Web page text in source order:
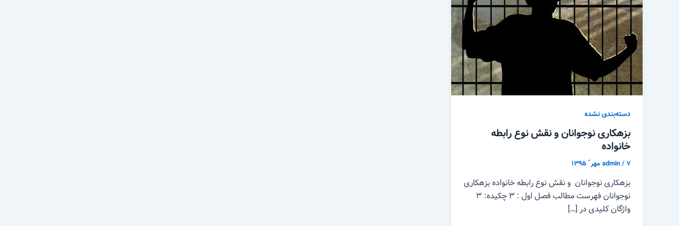
دسته‌بندی نشده
بزهکاری نوجوانان و نقش نوع رابطه
خانواده
admin/۷ مهر ّ ۱۳۹۵
بزهکاری نوجوانان و نقش نوع رابطه خانواده بزهکاری
نوجوانان فهرست مطالب فصل اول : ۳ چکیده: ۳
واژگان کلیدی در […]